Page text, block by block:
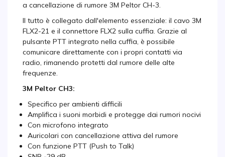
a cancellazione di rumore 3M Peltor CH-3.
Il tutto è collegato dall'elemento essenziale: il cavo 3M
FLX2-21 e il connettore FLX2 sulla cuffia. Grazie al
pulsante PTT integrato nella cuffia, è possibile
comunicare direttamente con i propri contatti via
radio, rimanendo protetti dal rumore delle alte
frequenze.
3M Peltor CH3:
Specifico per ambienti difficili
Amplifica i suoni morbidi e protegge dai rumori nocivi
Con microfono integrato
Auricolari con cancellazione attiva del rumore
Con funzione PTT (Push to Talk)